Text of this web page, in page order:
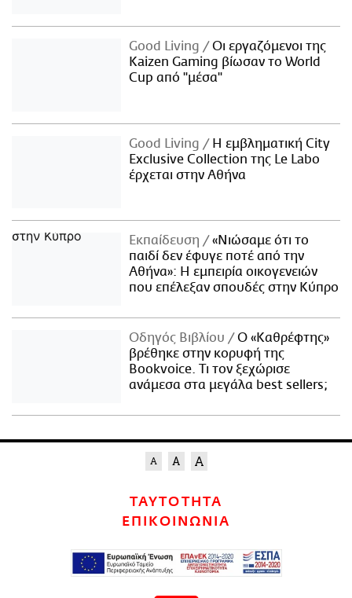
Good Living
Οι εργαζόμενοι της
Kaizen Gaming βίωσαν το World
Cup από "μέσα"
Good Living
Η εμβληματική City
Exclusive Collection της Le Labo
έρχεται στην Αθήνα
Εκπαίδευση
«Νιώσαμε ότι το
παιδί δεν έφυγε ποτέ από την
Αθήνα»: Η εμπειρία οικογενειών
που επέλεξαν σπουδές στην Κύπρο
Οδηγός Βιβλίου
Ο «Καθρέφτης»
βρέθηκε στην κορυφή της
Bookvoice. Τι τον ξεχώρισε
ανάμεσα στα μεγάλα best sellers;
ΤΑΥΤΟΤΗΤΑ
ΕΠΙΚΟΙΝΩΝΙΑ